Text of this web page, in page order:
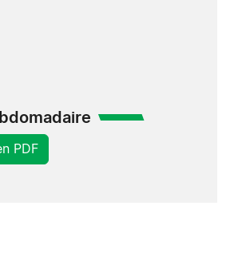
PDF